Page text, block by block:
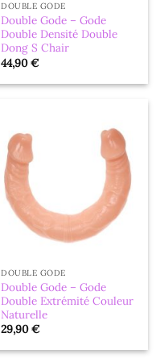
DOUBLE GODE
Double Gode – Gode
Double Densité Double
Dong S Chair
44,90€
DOUBLE GODE
Double Gode – Gode
Double Extrémité Couleur
Naturelle
29,90€